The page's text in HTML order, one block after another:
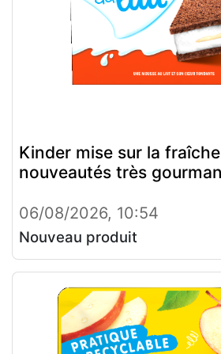
Kinder mise sur la
nouveautés très
06/08/2026, 10:54
Nouveau produit